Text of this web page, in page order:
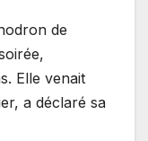
de
Elle venait
a déclaré sa